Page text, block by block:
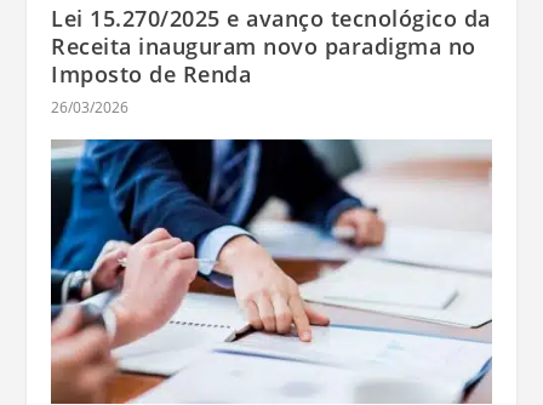
Lei 15.270/2025 e avanço tecnológico da
Receita inauguram novo paradigma no
Imposto de Renda
26/03/2026